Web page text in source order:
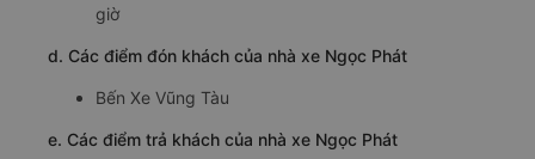
giờ
d. Các điểm đón khách của nhà xe Ngọc Phát
Bến Xe Vũng Tàu
e. Các điểm trả khách của nhà xe Ngọc Phát